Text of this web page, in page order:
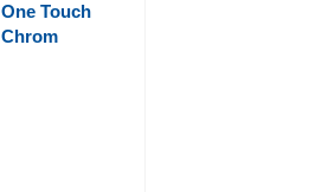
One Touch
Chrom